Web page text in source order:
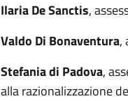
Ilaria De Sanctis,
Valdo Di Bonaventura,
Stefania di Padova,
alla razionalizzazione